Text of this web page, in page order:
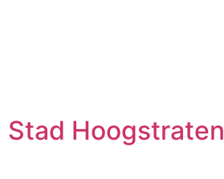
Stad Hoogstraten